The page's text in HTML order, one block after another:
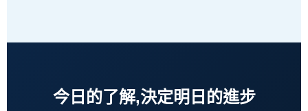
今日的了解,決定明日的進步